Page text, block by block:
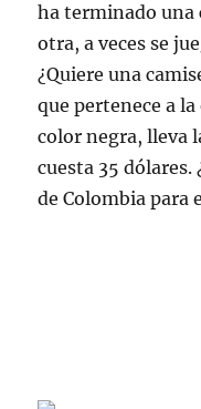
ha terminado una
otra, a veces se
¿Quiere una
que pertenece a
color negra, lleva
cuesta 35 dólares.
de Colombia para